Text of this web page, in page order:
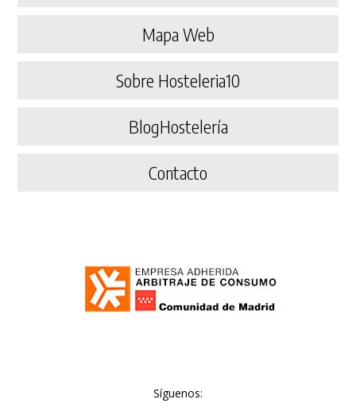
Mapa Web
Sobre Hosteleria10
BlogHostelería
Contacto
Síguenos: